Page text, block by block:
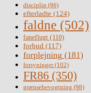
disciplin (96)
efterladte (124)
faldne (502)
faneflugt (110)
forbud (117)
forplejning (181)
forsyninger(102)
FR86 (350)
grænsebevogtning (98)